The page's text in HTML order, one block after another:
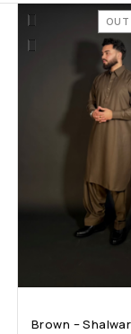
Brown – Shalwar